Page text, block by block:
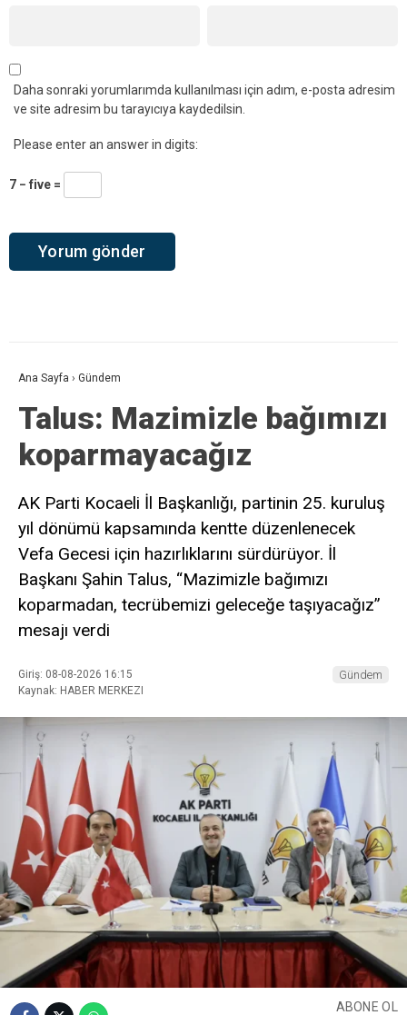
Daha sonraki yorumlarımda kullanılması için adım, e-posta adresim
ve site adresim bu tarayıcıya kaydedilsin.
Please enter an answer in digits:
7 − five =
Ana Sayfa › Gündem
Talus: Mazimizle bağımızı
koparmayacağız
AK Parti Kocaeli İl Başkanlığı, partinin 25. kuruluş
yıl dönümü kapsamında kentte düzenlenecek
Vefa Gecesi için hazırlıklarını sürdürüyor. İl
Başkanı Şahin Talus, “Mazimizle bağımızı
koparmadan, tecrübemizi geleceğe taşıyacağız”
mesajı verdi
Giriş: 08-08-2026 16:15
Kaynak: HABER MERKEZI
Gündem
ABONE OL